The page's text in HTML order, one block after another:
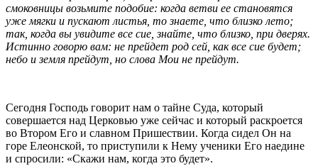
смоковницы возьмите подобие: когда ветви ее становятся
уже мягки и пускают листья, то знаете, что близко лето;
так, когда вы увидите все сие, знайте, что близко, при дверях.
Истинно говорю вам: не прейдет род сей, как все сие будет;
небо и земля прейдут, но слова Мои не прейдут.
Сегодня Господь говорит нам о тайне Cуда, который
совершается над Церковью уже сейчас и который раскроется
во Втором Его и славном Пришествии. Когда сидел Он на
горе Елеонской, то приступили к Нему ученики Его наедине
и спросили: «Скажи нам, когда это будет».